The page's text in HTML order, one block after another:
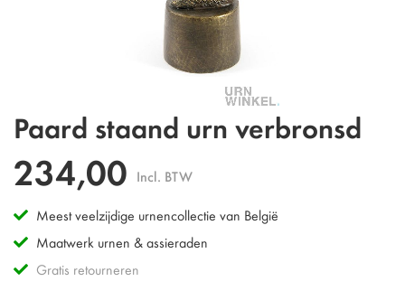
Paard staand urn verbronsd
234,00 Incl. BTW
Meest veelzijdige urnencollectie van België
Maatwerk urnen & assieraden
Gratis retourneren